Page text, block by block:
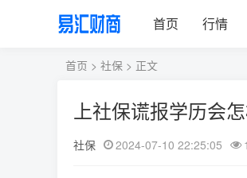
首页 行情
首页 > 社保 > 正文
上社保谎报学历会
社保 2024-07-10 22:25:05